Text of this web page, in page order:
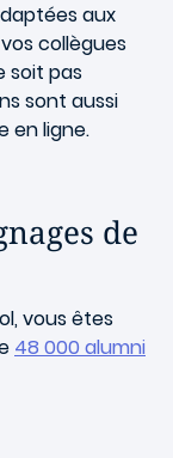
aux
collègues
soit pas
sont aussi
en ligne.
de
vous êtes
48 000 alumni